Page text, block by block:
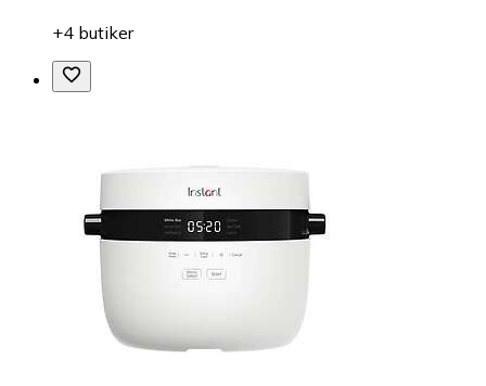
+4 butiker